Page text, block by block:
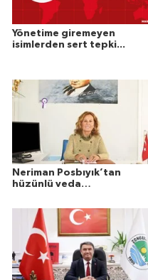
Yönetime giremeyen
isimlerden sert tepki...
Neriman Posbıyık’tan
hüzünlü veda…